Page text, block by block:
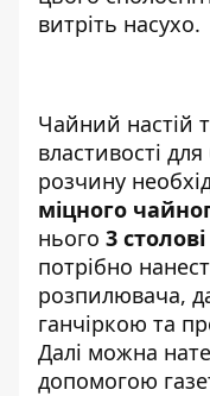
витріть насухо.
Чайний настій
властивості
розчину
міцного
нього 3
потрібно
розпилювача,
ганчіркою та
Далі можна
допомогою